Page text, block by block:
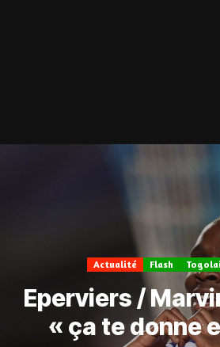
Actualité Flash
Eperviers /
« ça te donne